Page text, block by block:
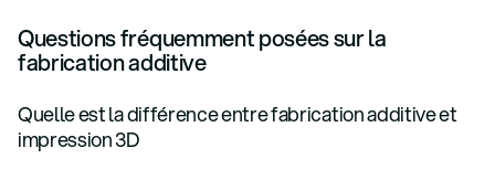
Questions fréquemment posées sur la
fabrication additive
Quelle est la différence entre fabrication additive et
impression 3D